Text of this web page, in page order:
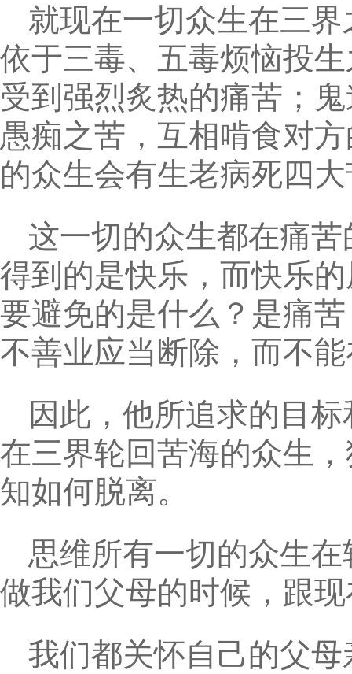
就现在一切众生在三
依于三毒、五毒烦恼投
受到强烈炙热的痛苦；
愚痴之苦，互相啃食对
的众生会有生老病死四
这一切的众生都在痛
得到的是快乐，而快乐
要避免的是什么？是痛
不善业应当断除，而不
因此，他所追求的目
在三界轮回苦海的众生
知如何脱离。
思维所有一切的众生
做我们父母的时候，跟
我们都关怀自己的父